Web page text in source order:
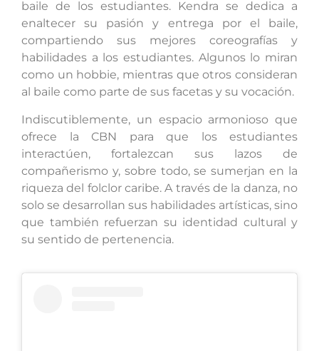
baile de los estudiantes. Kendra se dedica a
enaltecer su pasión y entrega por el baile,
compartiendo sus mejores coreografías y
habilidades a los estudiantes. Algunos lo miran
como un hobbie, mientras que otros consideran
al baile como parte de sus facetas y su vocación.
Indiscutiblemente, un espacio armonioso que
ofrece la CBN para que los estudiantes
interactúen, fortalezcan sus lazos de
compañerismo y, sobre todo, se sumerjan en la
riqueza del folclor caribe. A través de la danza, no
solo se desarrollan sus habilidades artísticas, sino
que también refuerzan su identidad cultural y
su sentido de pertenencia.